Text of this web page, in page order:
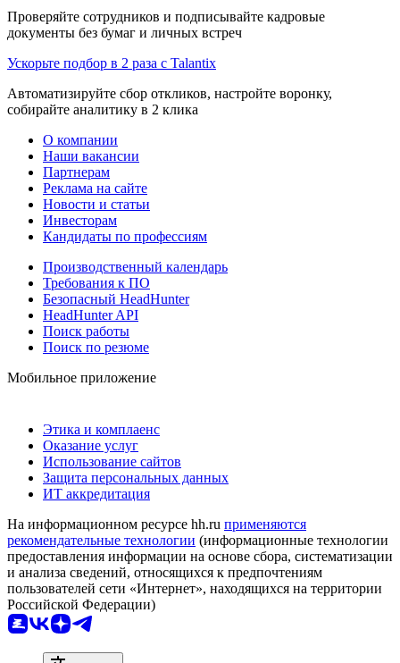
Проверяйте сотрудников и подписывайте кадровые
документы без бумаг и личных встреч
Ускорьте подбор в 2 раза с Talantix
Автоматизируйте сбор откликов, настройте воронку,
собирайте аналитику в 2 клика
О компании
Наши вакансии
Партнерам
Реклама на сайте
Новости и статьи
Инвесторам
Кандидаты по профессиям
Производственный календарь
Требования к ПО
Безопасный HeadHunter
HeadHunter API
Поиск работы
Поиск по резюме
Мобильное приложение
Этика и комплаенс
Оказание услуг
Использование сайтов
Защита персональных данных
ИТ аккредитация
На информационном ресурсе hh.ru применяются
рекомендательные технологии (информационные технологии
предоставления информации на основе сбора, систематизации
и анализа сведений, относящихся к предпочтениям
пользователей сети «Интернет», находящихся на территории
Российской Федерации)